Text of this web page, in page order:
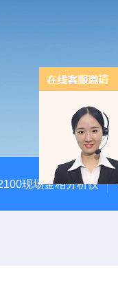
现场金相分析仪